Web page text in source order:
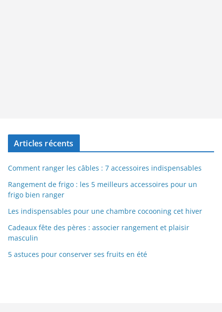
Articles récents
Comment ranger les câbles : 7 accessoires indispensables
Rangement de frigo : les 5 meilleurs accessoires pour un
frigo bien ranger
Les indispensables pour une chambre cocooning cet hiver
Cadeaux fête des pères : associer rangement et plaisir
masculin
5 astuces pour conserver ses fruits en été